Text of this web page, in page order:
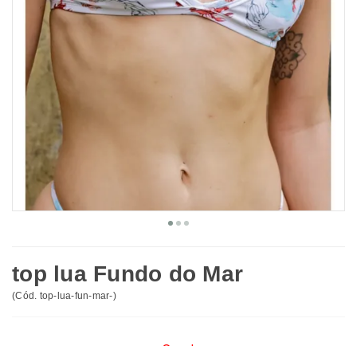
top lua Fundo do Mar
(Cód. top-lua-fun-mar-)